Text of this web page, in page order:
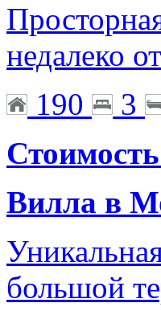
недалеко
190
3
Вилла в
большой